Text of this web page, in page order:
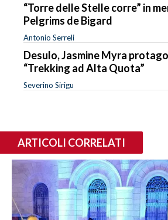
“Torre delle Stelle corre” in
Pelgrims de Bigard
Antonio Serreli
Desulo, Jasmine Myra
“Trekking ad Alta Quota”
Severino Sirigu
ARTICOLI CORRELATI